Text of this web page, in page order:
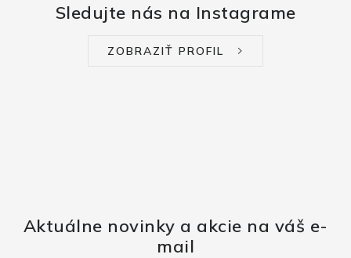
Sledujte nás na Instagrame
ZOBRAZIŤ PROFIL
Aktuálne novinky a akcie na váš e-
mail